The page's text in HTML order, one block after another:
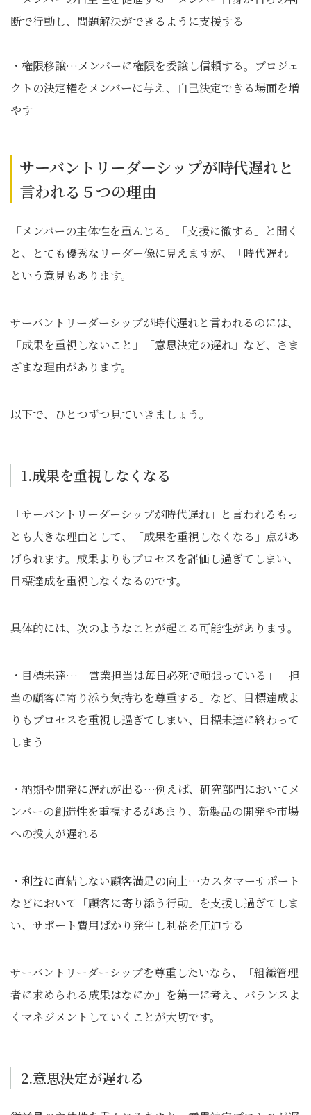
断で行動し、問題解決ができるように支援する
・権限移譲…メンバーに権限を委譲し信頼する。プロジェ
クトの決定権をメンバーに与え、自己決定できる場面を増
やす
サーバントリーダーシップが時代遅れと
言われる５つの理由
「メンバーの主体性を重んじる」「支援に徹する」と聞く
と、とても優秀なリーダー像に見えますが、「時代遅れ」
という意見もあります。
サーバントリーダーシップが時代遅れと言われるのには、
「成果を重視しないこと」「意思決定の遅れ」など、さま
ざまな理由があります。
以下で、ひとつずつ見ていきましょう。
1.成果を重視しなくなる
「サーバントリーダーシップが時代遅れ」と言われるもっ
とも大きな理由として、「成果を重視しなくなる」点があ
げられます。成果よりもプロセスを評価し過ぎてしまい、
目標達成を重視しなくなるのです。
具体的には、次のようなことが起こる可能性があります。
・目標未達…「営業担当は毎日必死で頑張っている」「担
当の顧客に寄り添う気持ちを尊重する」など、目標達成よ
りもプロセスを重視し過ぎてしまい、目標未達に終わって
しまう
・納期や開発に遅れが出る…例えば、研究部門においてメ
ンバーの創造性を重視するがあまり、新製品の開発や市場
への投入が遅れる
・利益に直結しない顧客満足の向上…カスタマーサポート
などにおいて「顧客に寄り添う行動」を支援し過ぎてしま
い、サポート費用ばかり発生し利益を圧迫する
サーバントリーダーシップを尊重したいなら、「組織管理
者に求められる成果はなにか」を第一に考え、バランスよ
くマネジメントしていくことが大切です。
2.意思決定が遅れる